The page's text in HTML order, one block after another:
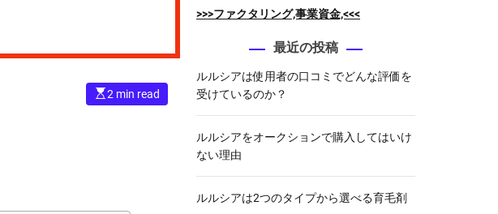
E
s
2 min read
>>>ファクタリング,事業資金,<<<
最近の投稿
ルルシアは使用者の口コミでどんな評価を
受けているのか？
ルルシアをオークションで購入してはいけ
ない理由
ルルシアは2つのタイプから選べる育毛剤